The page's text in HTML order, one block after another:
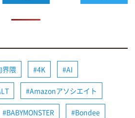
界隈 4K AI
Amazonアソシエイト
BABYMONSTER Bondee